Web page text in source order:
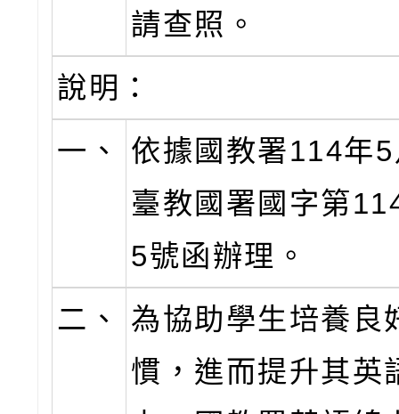
請查照。
說明：
一、
依據國教署114年
臺教國署國字第
5號函辦理。
二、
為協助學生培養良
慣，進而提升其英